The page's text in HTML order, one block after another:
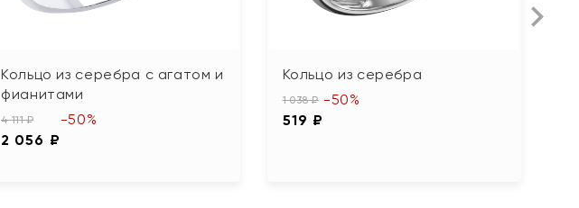
Кольцо из серебра с агатом и
фианитами
4 111 ₽
2 056 ₽
-50%
Кольцо из серебра
1 038 ₽
519 ₽
-50%